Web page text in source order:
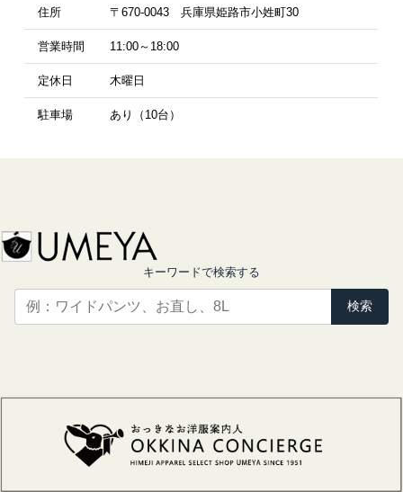
住所 〒670-0043 兵庫県姫路市小姓町30
営業時間 11:00～18:00
定休日 木曜日
駐車場 あり（10台）
キーワードで検索する
検索